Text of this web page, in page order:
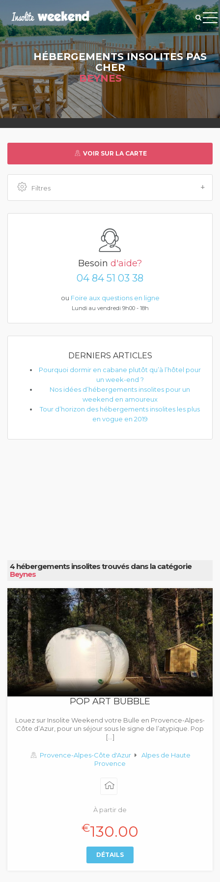
HÉBERGEMENTS INSOLITES PAS
CHER
BEYNES
VOIR SUR LA CARTE
Filtres
Besoin d'aide?
04 84 51 03 38
ou Foire aux questions en ligne
Lundi au vendredi 9h00 - 18h
DERNIERS ARTICLES
Pourquoi dormir en cabane plutôt qu’à l’hôtel pour
un week-end ?
Nos idées d’hébergements insolites pour un
weekend en amoureux
Tour d’horizon des hébergements insolites les plus
en vogue en 2019
4 hébergements insolites trouvés dans la catégorie
Beynes
POP ART BUBBLE
Louez sur Insolite Weekend votre Bulle en Provence-Alpes-
Côte d’Azur, pour un séjour sous le signe de l’atypique. Pop
[…]
Provence-Alpes-Côte d'Azur
Alpes de Haute
Provence
À partir de
€130.00
DÉTAILS